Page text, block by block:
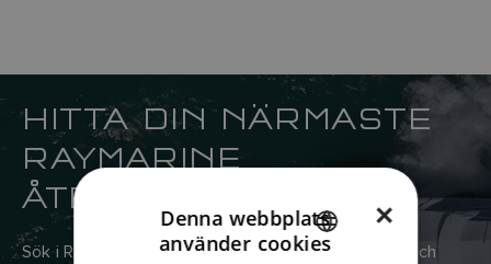
HITTA DIN NÄRMASTE
RAYMARINE
ÅTERFÖRSÄLJARE
Sök i Raymarines globala nätverk av återförsäljare och
ENGLISH
×
Denna webbplats
använder cookies